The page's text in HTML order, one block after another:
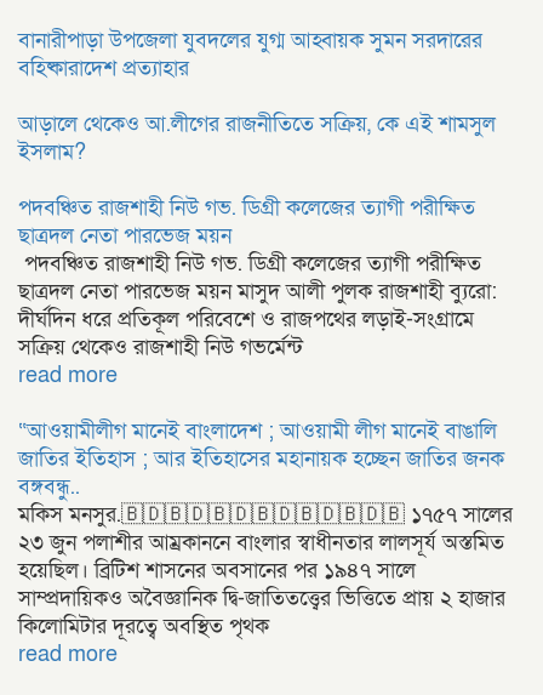
বানারীপাড়া উপজেলা যুবদলের যুগ্ম আহ্বায়ক সুমন সরদারের
বহিষ্কারাদেশ প্রত্যাহার
আড়ালে থেকেও আ.লীগের রাজনীতিতে সক্রিয়, কে এই শামসুল
ইসলাম?
পদবঞ্চিত রাজশাহী নিউ গভ. ডিগ্রী কলেজের ত্যাগী পরীক্ষিত
ছাত্রদল নেতা পারভেজ ময়ন
​ পদবঞ্চিত রাজশাহী নিউ গভ. ডিগ্রী কলেজের ত্যাগী পরীক্ষিত
ছাত্রদল নেতা পারভেজ ময়ন ​মাসুদ আলী পুলক রাজশাহী ব্যুরো:
দীর্ঘদিন ধরে প্রতিকূল পরিবেশে ও রাজপথের লড়াই-সংগ্রামে
সক্রিয় থেকেও রাজশাহী নিউ গভর্মেন্ট
read more
“আওয়ামীলীগ মানেই বাংলাদেশ ; আওয়ামী লীগ মানেই বাঙালি
জাতির ইতিহাস ; আর ইতিহাসের মহানায়ক হচ্ছেন জাতির জনক
বঙ্গবন্ধু..
মকিস মনসুর.🇧🇩🇧🇩🇧🇩🇧🇩🇧🇩🇧🇩🇧 ১৭৫৭ সালের
২৩ জুন পলাশীর আম্রকাননে বাংলার স্বাধীনতার লালসূর্য অস্তমিত
হয়েছিল। ব্রিটিশ শাসনের অবসানের পর ১৯৪৭ সালে
সাম্প্রদায়িকও অবৈজ্ঞানিক দ্বি-জাতিতত্ত্বের ভিত্তিতে প্রায় ২ হাজার
কিলোমিটার দূরত্বে অবস্থিত পৃথক
read more